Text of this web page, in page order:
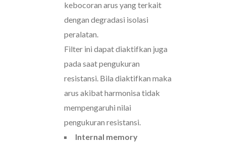
kebocoran arus yang terkait
dengan degradasi isolasi
peralatan.
Filter ini dapat diaktifkan juga
pada saat pengukuran
resistansi. Bila diaktifkan maka
arus akibat harmonisa tidak
mempengaruhi nilai
pengukuran resistansi.
Internal memory